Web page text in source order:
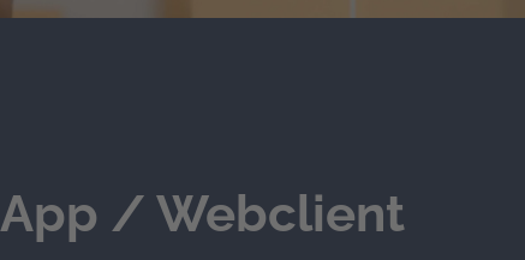
App / Webclient